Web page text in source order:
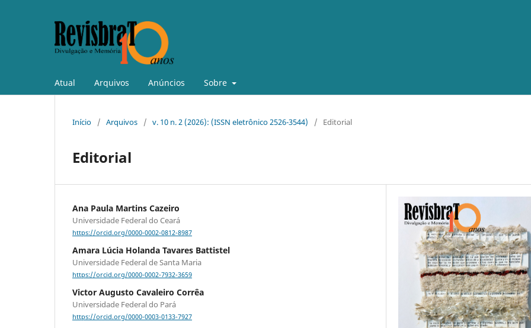
Atual Arquivos Anúncios Sobre
Início / Arquivos / v. 10 n. 2 (2026): (ISSN eletrônico 2526-3544) / Editorial
Editorial
Ana Paula Martins Cazeiro
Universidade Federal do Ceará
https://orcid.org/0000-0002-0812-8987
Amara Lúcia Holanda Tavares Battistel
Universidade Federal de Santa Maria
https://orcid.org/0000-0002-7932-3659
Victor Augusto Cavaleiro Corrêa
Universidade Federal do Pará
https://orcid.org/0000-0003-0133-7927